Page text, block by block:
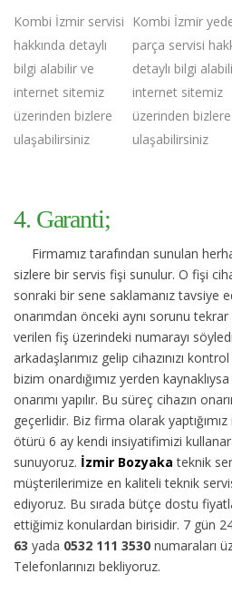
Kombi İzmir servisi
hakkında detaylı
bilgi alabilir ve
internet sitemiz
üzerinden bizlere
ulaşabilirsiniz
Kombi İzmir
parça servisi
detaylı bilgi
internet sitemiz
üzerinden bizlere
ulaşabilirsiniz
4. Garanti;
Firmamız tarafından sunulan
sizlere bir servis fişi sunulur. O fişi
sonraki bir sene saklamanız tavsiye
onarımdan önceki aynı sorunu
verilen fiş üzerindeki numarayı
arkadaşlarımız gelip cihazınızı
bizim onardığımız yerden
onarımı yapılır. Bu süreç cihazın
geçerlidir. Biz firma olarak
ötürü 6 ay kendi insiyatifimizi
sunuyoruz. İzmir Bozyaka teknik
müşterilerimize en kaliteli teknik
ediyoruz. Bu sırada bütçe dostu
ettiğimiz konulardan birisidir. 7 gün
63 yada 0532 111 3530 numaraları
Telefonlarınızı bekliyoruz.